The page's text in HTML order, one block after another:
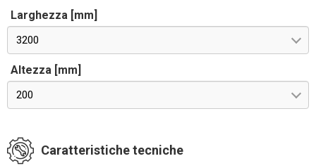
Larghezza [mm]
3200
Altezza [mm]
200
Caratteristiche tecniche